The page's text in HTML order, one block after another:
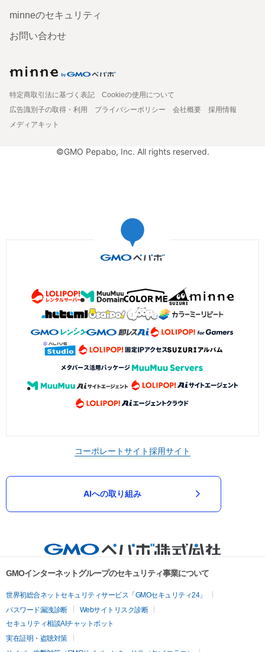
minneのセキュリティ
お問い合わせ
特定商取引法に基づく表記
Cookieの使用について
広告識別子の取得・利用
プライバシーポリシー 会社概要
採用情報
メディアキット
©GMO Pepabo, Inc. All rights reserved.
コーポレートサイト採用サイト
AIへの取り組み
GMOインターネットグループのセキュリティ事業について
世界初総合ネットセキュリティサービス「GMOセキュリティ24」
パスワード漏洩診断
Webサイトリスク診断
セキュリティ相談AIチャットボット
実在証明・盗聴対策